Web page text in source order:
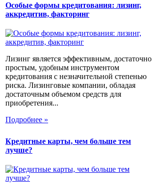
Особые формы кредитования: лизинг,
аккредитив, факторинг
Лизинг является эффективным, достаточно
простым, удобным инструментом
кредитования с незначительной степенью
риска. Лизинговые компании, обладая
достаточным объемом средств для
приобретения...
Подробнее »
Кредитные карты, чем больше тем
лучше?